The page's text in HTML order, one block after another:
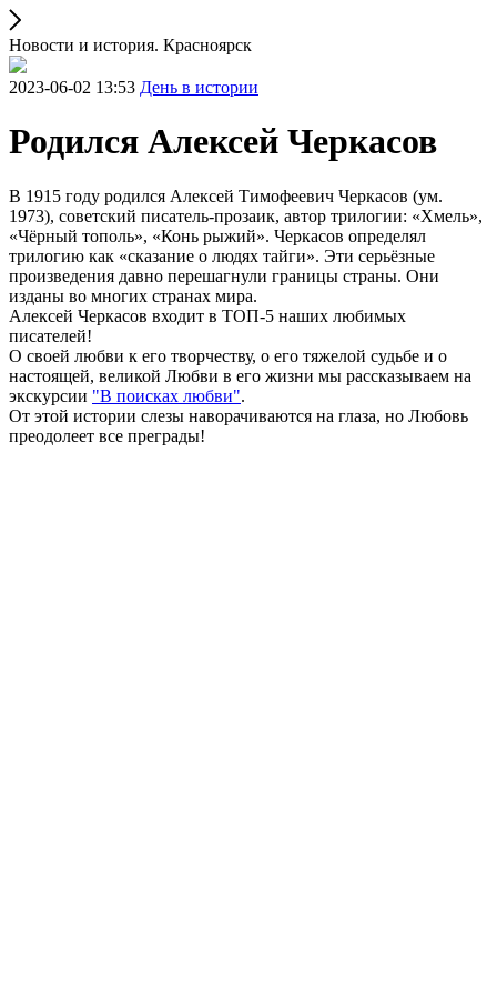
Новости и история. Красноярск
2023-06-02 13:53 День в истории
Родился Алексей Черкасов
В 1915 году родился Алексей Тимофеевич Черкасов (ум.
1973), советский писатель-прозаик, автор трилогии: «Хмель»,
«Чёрный тополь», «Конь рыжий». Черкасов определял
трилогию как «сказание о людях тайги». Эти серьёзные
произведения давно перешагнули границы страны. Они
изданы во многих странах мира.
Алексей Черкасов входит в ТОП-5 наших любимых
писателей!
О своей любви к его творчеству, о его тяжелой судьбе и о
настоящей, великой Любви в его жизни мы рассказываем на
экскурсии "В поисках любви".
От этой истории слезы наворачиваются на глаза, но Любовь
преодолеет все преграды!